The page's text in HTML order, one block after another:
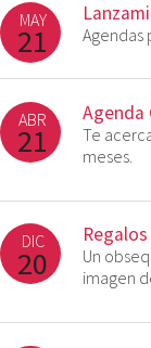
MAY
21 Agendas
ABR
21
Agenda
Te
meses.
DIC
20
Un
imagen